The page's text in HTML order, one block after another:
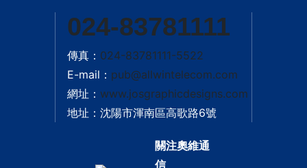
024-83781111
傳真： 024-83781111-5522
E-mail： pub@allwintelecom.com
網址： www.josgraphicdesigns.com
地址：沈陽市渾南區高歌路6號
關注奧維通
信